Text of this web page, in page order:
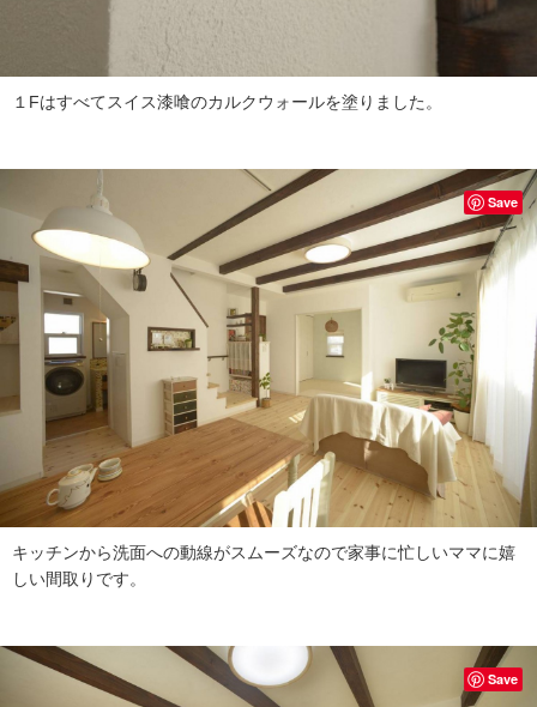
１Fはすべてスイス漆喰のカルクウォールを塗りました。
キッチンから洗面への動線がスムーズなので家事に忙しいママに嬉
しい間取りです。
Save
Save